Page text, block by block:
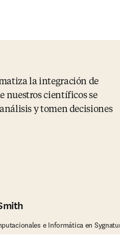
la integración de
nuestros científicos se
y tomen decisiones
e Informática en